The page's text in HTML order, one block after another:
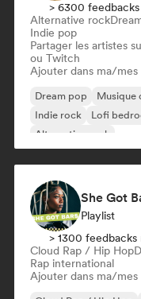
> 6300 feedbacks
Alternative rock
Indie pop
Partager les artistes
ou Twitch
Ajouter dans ma/mes
Dream pop Musique
Indie rock
Lofi
Alternative rock
She Got
Playlist
> 1300 feedbacks
Cloud Rap / Hip Hop
Rap international
Ajouter dans ma/mes